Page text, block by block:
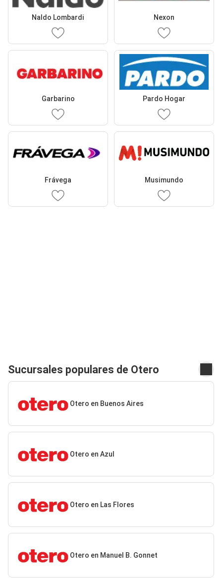
Naldo Lombardi Nexon
Garbarino Pardo Hogar
Frávega Musimundo
Sucursales populares de Otero
Otero en Buenos Aires
Otero en Azul
Otero en Las Flores
Otero en Manuel B. Gonnet